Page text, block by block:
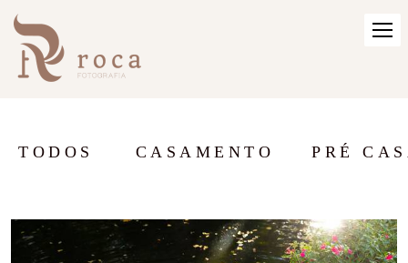
TODOS CASAMENTO PRÉ